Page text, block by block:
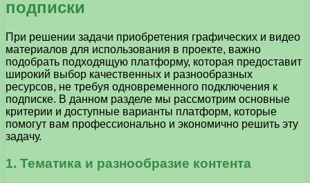
подписки
При решении задачи приобретения графических и видео
материалов для использования в проекте, важно
подобрать подходящую платформу, которая предоставит
широкий выбор качественных и разнообразных
ресурсов, не требуя одновременного подключения к
подписке. В данном разделе мы рассмотрим основные
критерии и доступные варианты платформ, которые
помогут вам профессионально и экономично решить эту
задачу.
1. Тематика и разнообразие контента